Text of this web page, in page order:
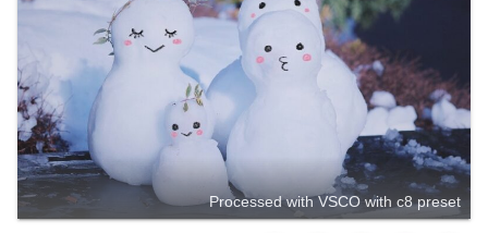
Processed with VSCO with c8 preset